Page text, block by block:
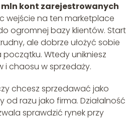
mln kont zarejestrowanych
wejście na ten marketplace
ogromnej bazy klientów. Start
ale dobrze ułożyć sobie
początku. Wtedy unikniesz
chaosu w sprzedaży.
chcesz sprzedawać jako
razu jako firma. Działalność
sprawdzić rynek przy